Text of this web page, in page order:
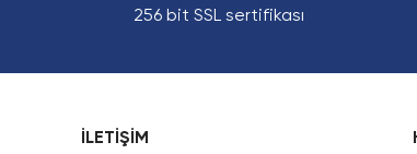
256 bit SSL sertifikası
İLETİŞİM